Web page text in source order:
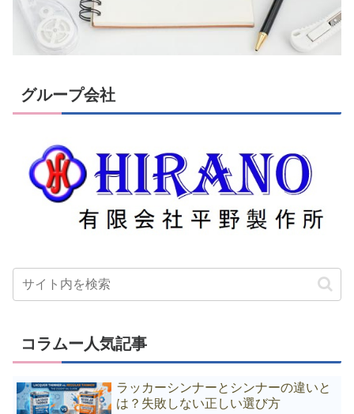
グループ会社
コラムー人気記事
ラッカーシンナーとシンナーの違いと
は？失敗しない正しい選び方